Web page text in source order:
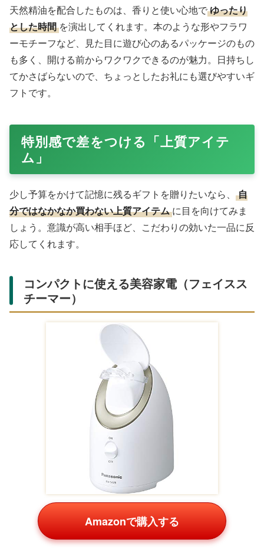
天然精油を配合したものは、香りと使い心地でゆったり
とした時間 を演出してくれます。本のような形やフラワ
ーモチーフなど、見た目に遊び心のあるパッケージのもの
も多く、開ける前からワクワクできるのが魅力。日持ちし
てかさばらないので、ちょっとしたお礼にも選びやすいギ
フトです。
特別感で差をつける「上質アイテ
ム」
少し予算をかけて記憶に残るギフトを贈りたいなら、
自
分ではなかなか買わない上質アイテム に目を向けてみま
しょう。意識が高い相手ほど、こだわりの効いた一品に反
応してくれます。
コンパクトに使える美容家電（フェイスス
チーマー）
Amazonで購入する